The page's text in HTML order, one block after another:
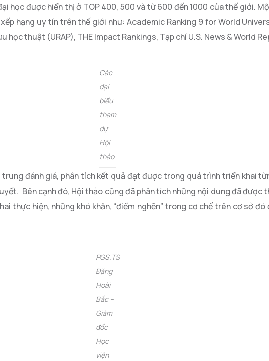
học được hiển thị ở TOP 400, 500 và từ 600 đến 1000 của thế giới.
hạng uy tín trên thế giới như: Academic Ranking 9 for World
học thuật (URAP), THE Impact Rankings, Tạp chí U.S. News & World
Các
đại
biểu
tham
dự
Hội
thảo
trung đánh giá, phân tích kết quả đạt được trong quá trình triển khai
Bên cạnh đó, Hội thảo cũng đã phân tích những nội dung đã được
thực hiện, những khó khăn, “điểm nghẽn” trong cơ chế trên cơ sở
PGS.TS
Đặng
Hoài
Bắc –
Giám
đốc
Học
viện